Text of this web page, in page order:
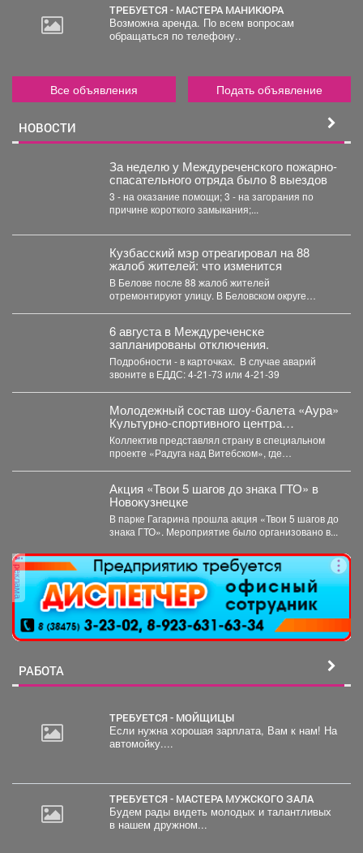
ТРЕБУЕТСЯ - МАСТЕРА МАНИКЮРА
Возможна аренда. По всем вопросам
обращаться по телефону..
Все объявления Подать объявление
НОВОСТИ
За неделю у Междуреченского пожарно-
спасательного отряда было 8 выездов
3 - на оказание помощи; 3 - на загорания по
причине короткого замыкания;...
Кузбасский мэр отреагировал на 88
жалоб жителей: что изменится
В Белове после 88 жалоб жителей
отремонтируют улицу. В Беловском округе
6 августа в Междуреченске
запланированы отключения.
Подробности - в карточках. ️ В случае аварий
звоните в ЕДДС: 4-21-73 или 4-21-39
Молодежный состав шоу-балета «Аура»
Культурно-спортивного центра
металлургов победил в международном
конкурсе «Славянский базар» в
Витебске.
Коллектив представлял страну в специальном
проекте «Радуга над Витебском», где
Акция «Твои 5 шагов до знака ГТО» в
Новокузнецке
В парке Гагарина прошла акция «Твои 5 шагов до
знака ГТО». Мероприятие было организовано в...
реклама
РАБОТА
ТРЕБУЕТСЯ - МОЙЩИЦЫ
Если нужна хорошая зарплата, Вам к нам! На
автомойку....
ТРЕБУЕТСЯ - МАСТЕРА МУЖСКОГО ЗАЛА
Будем рады видеть молодых и талантливых
в нашем дружном...